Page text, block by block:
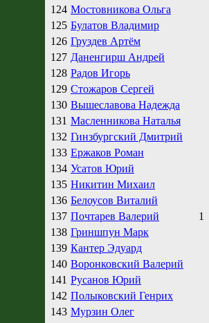
124 Мостовникова Ольга
125 Булатов Владимир
126 Груздев Артём
127 Даненгирш Андрей
128 Радов Игорь
129 Стожаров Сергей
130 Вышеславова Надежда
131 Масленникова Наталья
132 Гинзбургский Дмитрий
133 Ержаков Роман
134 Усатов Юрий
135 Никитин Михаил
136 Белоусов Виталий
137 Почтарев Валерий
1
138 Гриншпун Марк
139 Кантер Эдуард
140 Воронковский Валерий
141 Русанов Юрий
142 Полыковский Генрих
143 Мурзин Олег